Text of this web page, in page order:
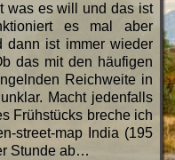
was es will und das ist
es mal aber
dann ist immer wieder
das mit den häufigen
Reichweite in
Macht jedenfalls
Frühstücks breche ich
street-map India (195
Stunde ab…